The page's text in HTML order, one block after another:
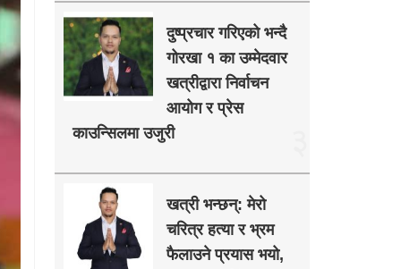
दुष्प्रचार गरिएको भन्दै
गोरखा १ का उम्मेदवार
खत्रीद्वारा निर्वाचन
आयोग र प्रेस
काउन्सिलमा उजुरी
खत्री भन्छन्: मेरो
चरित्र हत्या र भ्रम
फैलाउने प्रयास भयो,